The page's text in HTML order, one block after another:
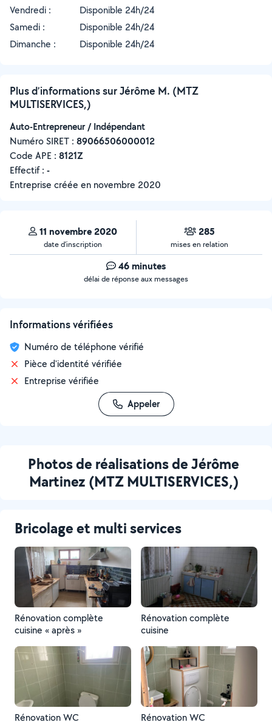
Vendredi :
Disponible 24h/24
Samedi :
Disponible 24h/24
Dimanche :
Disponible 24h/24
Plus d’informations sur Jérôme M. (MTZ
MULTISERVICES,)
Auto-Entrepreneur / Indépendant
Numéro SIRET : ‍89066506000012
Code APE : 8121Z
Effectif : -
Entreprise créée en novembre 2020
11 novembre 2020
date d’inscription
285
mises en relation
46 minutes
délai de réponse aux messages
Informations vérifiées
Numéro de téléphone vérifié
Pièce d'identité vérifiée
Entreprise vérifiée
Appeler
Photos de réalisations de Jérôme
Martinez (MTZ MULTISERVICES,)
Bricolage et multi services
Rénovation complète
cuisine « après »
Rénovation complète
cuisine
Rénovation WC Rénovation WC